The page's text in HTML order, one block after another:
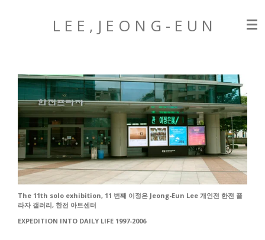
L E E , J E O N G - E U N
The 11th solo exhibition, 11 번째 이정은 Jeong-Eun Lee 개인전 한전 플
라자 갤러리, 한전 아트센터
EXPEDITION INTO DAILY LIFE 1997-2006